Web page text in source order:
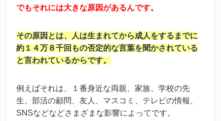
でもそれには大きな原因があるんです。
その原因とは、人は生まれてから成人をするまでに
約１４万８千回もの否定的な言葉を聞かされている
と言われているからです。
例えばそれは、１番身近な両親、家族、学校の先
生、部活の顧問、友人、マスコミ、テレビの情報、
SNSなどなどさまざまな影響によってです。